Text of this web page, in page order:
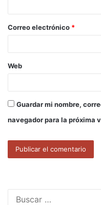
*
Correo electrónico *
Web
Guardar mi nombre,
navegador para la próxima